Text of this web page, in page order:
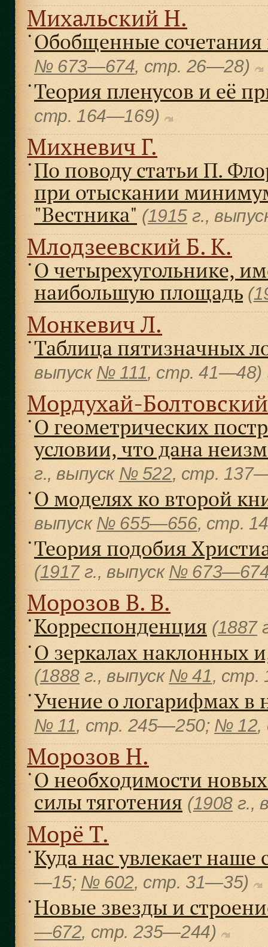
Михальский Н.
● Обобщенные
№ 673—674, cтр. 26—28)
● Теория пленусов и её
cтр. 164—169)
Михневич Г.
● По поводу статьи П.
при отыскании
"Вестника" (1915 г.,
Млодзеевский Б. К.
● О четырехугольнике,
наибольшую площадь (
Монкевич Л.
● Таблица пятизначных
выпуск № 111, cтр. 41—48)
Мордухай-
● О геометрических
условии, что дана
г., выпуск № 522, cтр.
● О моделях ко второй
выпуск № 655—656, cтр.
● Теория подобия
(1917г., выпуск №
Морозов В. В.
● Корреспонденция (1887
● О зеркалах наклонных
(1888 г., выпуск № 41, cтр.
● Учение о логарифмах
№ 11, cтр. 245—250; № 12,
Морозов Н.
● О необходимости
силы тяготения (1908 г.,
Морё Т.
● Куда нас увлекает наше
—15; № 602, cтр. 31—35)
● Новые звезды и
—672, cтр. 235—244)